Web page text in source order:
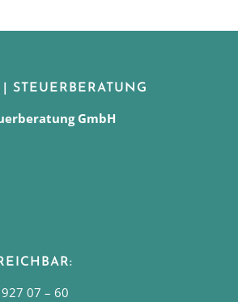
STEUERBERATUNG
GmbH
07 – 60